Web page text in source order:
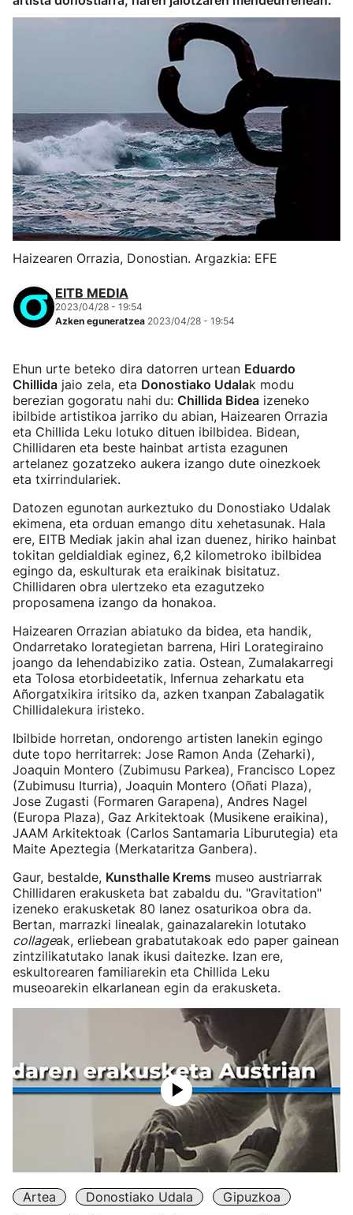
Haizearen Orrazia, Donostian. Argazkia: EFE
EITB MEDIA
2023/04/28 - 19:54
Azken eguneratzea 2023/04/28 - 19:54
Ehun urte beteko dira datorren urtean Eduardo
Chillida jaio zela, eta Donostiako Udalak modu
berezian gogoratu nahi du: Chillida Bidea izeneko
ibilbide artistikoa jarriko du abian, Haizearen Orrazia
eta Chillida Leku lotuko dituen ibilbidea. Bidean,
Chillidaren eta beste hainbat artista ezagunen
artelanez gozatzeko aukera izango dute oinezkoek
eta txirrindulariek.
Datozen egunotan aurkeztuko du Donostiako Udalak
ekimena, eta orduan emango ditu xehetasunak. Hala
ere, EITB Mediak jakin ahal izan duenez, hiriko hainbat
tokitan geldialdiak eginez, 6,2 kilometroko ibilbidea
egingo da, eskulturak eta eraikinak bisitatuz.
Chillidaren obra ulertzeko eta ezagutzeko
proposamena izango da honakoa.
Haizearen Orrazian abiatuko da bidea, eta handik,
Ondarretako lorategietan barrena, Hiri Lorategiraino
joango da lehendabiziko zatia. Ostean, Zumalakarregi
eta Tolosa etorbideetatik, Infernua zeharkatu eta
Añorgatxikira iritsiko da, azken txanpan Zabalagatik
Chillidalekura iristeko.
Ibilbide horretan, ondorengo artisten lanekin egingo
dute topo herritarrek: Jose Ramon Anda (Zeharki),
Joaquin Montero (Zubimusu Parkea), Francisco Lopez
(Zubimusu Iturria), Joaquin Montero (Oñati Plaza),
Jose Zugasti (Formaren Garapena), Andres Nagel
(Europa Plaza), Gaz Arkitektoak (Musikene eraikina),
JAAM Arkitektoak (Carlos Santamaria Liburutegia) eta
Maite Apeztegia (Merkataritza Ganbera).
Gaur, bestalde, Kunsthalle Krems museo austriarrak
Chillidaren erakusketa bat zabaldu du. "Gravitation"
izeneko erakusketak 80 lanez osaturikoa obra da.
Bertan, marrazki linealak, gainazalarekin lotutako
collageak, erliebean grabatutakoak edo paper gainean
zintzilikatutako lanak ikusi daitezke. Izan ere,
eskultorearen familiarekin eta Chillida Leku
museoarekin elkarlanean egin da erakusketa.
Artea Donostiako Udala
Gipuzkoa